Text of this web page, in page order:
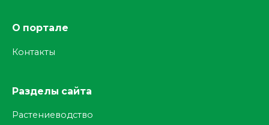
О портале
Контакты
Разделы сайта
Растениеводство